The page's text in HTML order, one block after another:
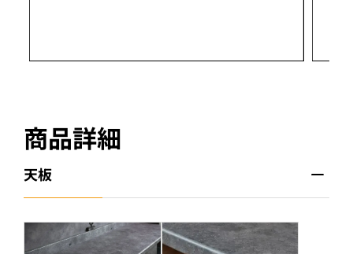
商品詳細
天板